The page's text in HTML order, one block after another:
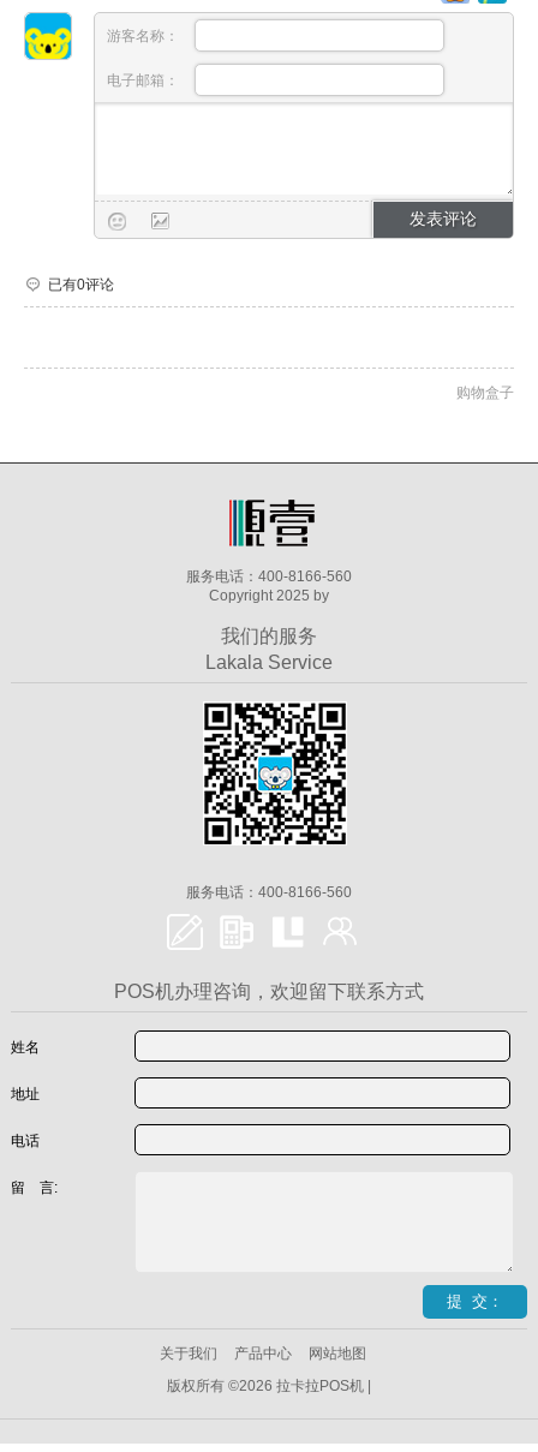
游客名称：
电子邮箱：
已有0评论
购物盒子
服务电话：400-8166-560
Copyright 2025 by
我们的服务
Lakala Service
服务电话：400-8166-560
POS机办理咨询，欢迎留下联系方式
姓名
地址
电话
留 言:
关于我们 产品中心
网站地图
版权所有 ©2026 拉卡拉POS机 |